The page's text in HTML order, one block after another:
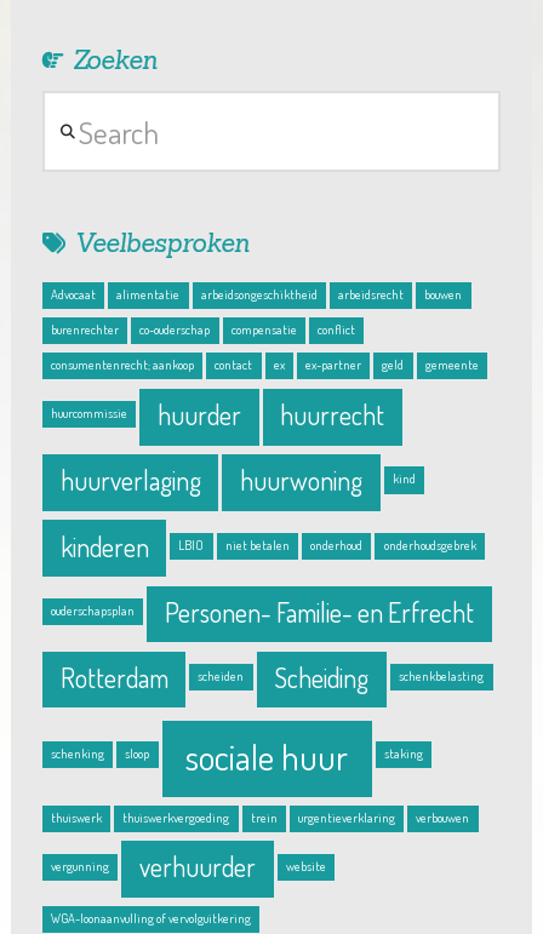
Zoeken
Veelbesproken
Advocaat alimentatie arbeidsongeschiktheid arbeidsrecht bouwen
burenrechter co-ouderschap compensatie conflict
consumentenrecht; aankoop contact ex ex-partner geld gemeente
huurcommissie huurder huurrecht
huurverlaging huurwoning kind
kinderen LBIO niet betalen onderhoud onderhoudsgebrek
ouderschapsplan Personen- Familie- en Erfrecht
Rotterdam scheiden Scheiding schenkbelasting
schenking sloop sociale huur staking
thuiswerk thuiswerkvergoeding trein urgentieverklaring verbouwen
vergunning verhuurder website
WGA-loonaanvulling of vervolguitkering